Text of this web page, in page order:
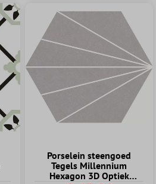
Porselein steengoed
Tegels Millennium
Hexagon 3D Optiek